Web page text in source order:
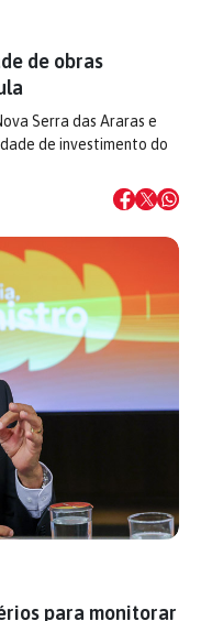
de obras
Serra das Araras e
de investimento do
para monitorar